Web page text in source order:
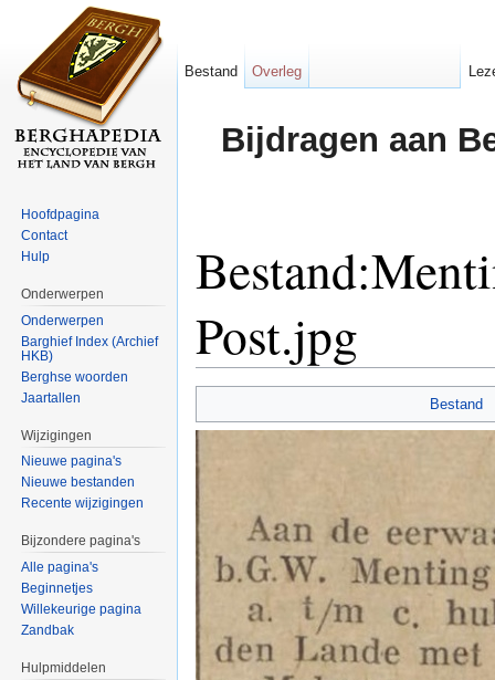
Bijdragen aan
Post.jpg
Bestand
Bestand Overleg
Hoofdpagina
Contact
Hulp
Onderwerpen
Onderwerpen
Barghief Index (Archief
HKB)
Berghse woorden
Jaartallen
Wijzigingen
Nieuwe pagina's
Nieuwe bestanden
Recente wijzigingen
Bijzondere pagina's
Alle pagina's
Beginnetjes
Willekeurige pagina
Zandbak
Hulpmiddelen